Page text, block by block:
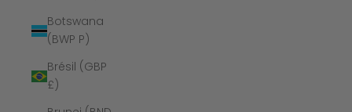
Botswana
(BWP P)
Brésil (GBP
£)